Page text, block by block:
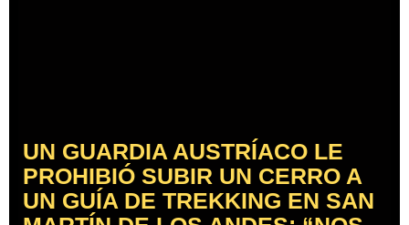
UN GUARDIA AUSTRÍACO LE
PROHIBIÓ SUBIR UN CERRO A
UN GUÍA DE TREKKING EN SAN